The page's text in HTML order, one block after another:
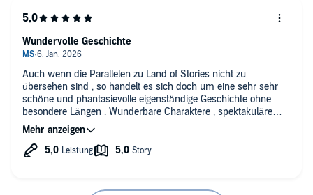
​Das mit den Ähnlichkeiten ist sehr ärgerlich, dennoch hat
Akram El-Bahay insgesamt eine tolle Geschichte geschaffen,
deren zweite Hälfte wirklich überzeugt. ​​​​
nah beieinander zu lesen / zu hören und gebe diesem Buch
neutral bewertet 4 Sterne.
⭐⭐⭐⭐
Auch wenn die Parallelen zu Land of Stories nicht zu
übersehen sind , so handelt es sich doch um eine sehr sehr
schöne und phantasievolle eigenständige Geschichte ohne
besondere Längen . Wunderbare Charaktere , spektakuläre
Wesen und immer wieder eine verschlossene Erzähl Tür , die
sich öffnet . Sehr sehr schön und ohne Einschränkung
empfehlenswert!!
Wundervolle Geschichte